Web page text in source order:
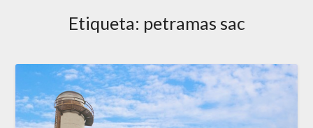
Etiqueta: petramas sac